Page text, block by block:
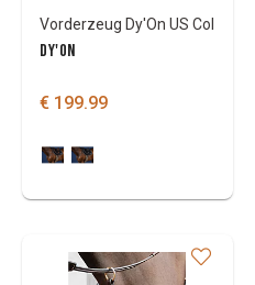
Vorderzeug Dy'On US Col
DY'ON
€ 199.99